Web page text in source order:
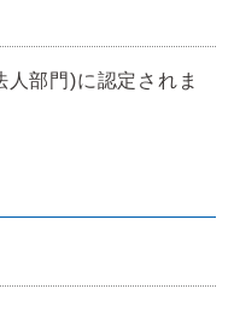
部門)に認定されま